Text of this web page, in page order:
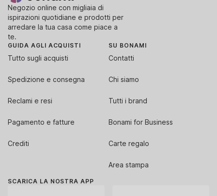
Negozio online con migliaia di
ispirazioni quotidiane e prodotti per
arredare la tua casa come piace a
te.
GUIDA AGLI ACQUISTI
Tutto sugli acquisti
Spedizione e consegna
Reclami e resi
Pagamento e fatture
Crediti
SU BONAMI
Contatti
Chi siamo
Tutti i brand
Bonami for Business
Carte regalo
Area stampa
SCARICA LA NOSTRA APP